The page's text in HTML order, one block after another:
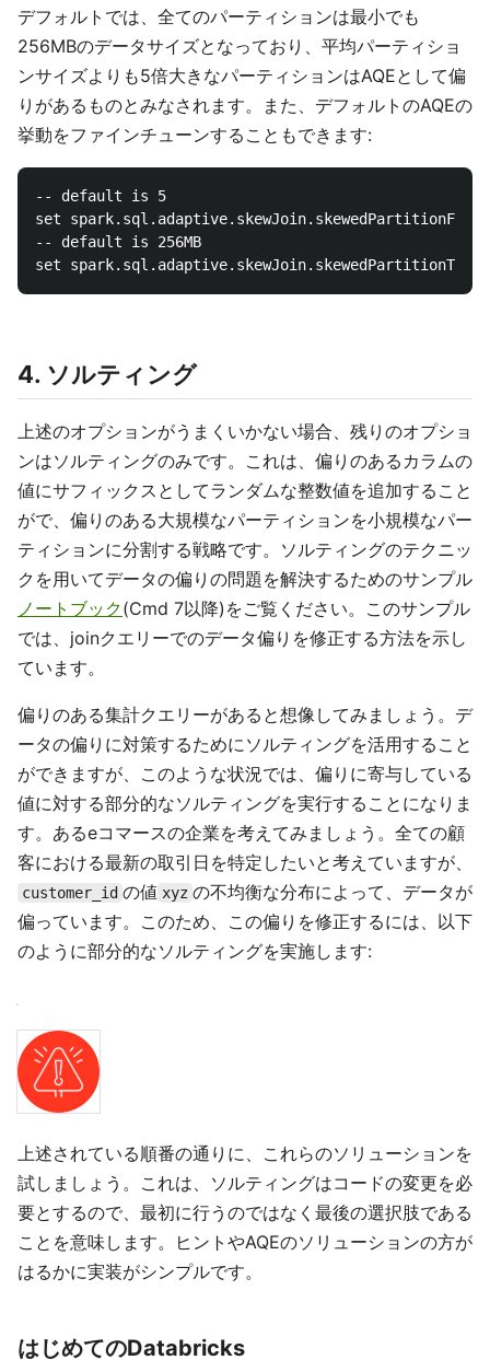
デフォルトでは、全てのパーティションは最小でも
256MBのデータサイズとなっており、平均パーティショ
ンサイズよりも5倍大きなパーティションはAQEとして偏
りがあるものとみなされます。また、デフォルトのAQEの
挙動をファインチューンすることもできます:
-- default is 5
set
-- default is 256MB
4. ソルティング
上述のオプションがうまくいかない場合、残りのオプショ
ンはソルティングのみです。これは、偏りのあるカラムの
値にサフィックスとしてランダムな整数値を追加すること
がで、偏りのある大規模なパーティションを小規模なパー
ティションに分割する戦略です。ソルティングのテクニッ
クを用いてデータの偏りの問題を解決するためのサンプル
ノートブック(Cmd 7以降)をご覧ください。このサンプル
では、joinクエリーでのデータ偏りを修正する方法を示し
ています。
偏りのある集計クエリーがあると想像してみましょう。デ
ータの偏りに対策するためにソルティングを活用すること
ができますが、このような状況では、偏りに寄与している
値に対する部分的なソルティングを実行することになりま
す。あるeコマースの企業を考えてみましょう。全ての顧
客における最新の取引日を特定したいと考えていますが、
customer_id の値 xyz の不均衡な分布によって、データが
偏っています。このため、この偏りを修正するには、以下
のように部分的なソルティングを実施します:
上述されている順番の通りに、これらのソリューションを
試しましょう。これは、ソルティングはコードの変更を必
要とするので、最初に行うのではなく最後の選択肢である
ことを意味します。ヒントやAQEのソリューションの方が
はるかに実装がシンプルです。
はじめてのDatabricks